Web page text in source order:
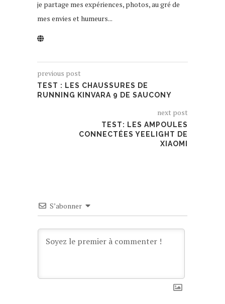
je partage mes expériences, photos, au gré de
mes envies et humeurs...
previous post
TEST : LES CHAUSSURES DE
RUNNING KINVARA 9 DE SAUCONY
next post
TEST: LES AMPOULES
CONNECTÉES YEELIGHT DE
XIAOMI
S’abonner